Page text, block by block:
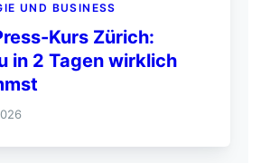
UND BUSINESS
Kurs Zürich:
in 2 Tagen wirklich